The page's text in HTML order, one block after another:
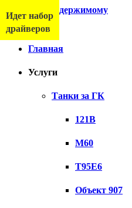
Перейти к содержимому
Меню
Главная
Услуги
Танки за ГК
121B
M60
T95E6
Объект 907
Идет набор
драйверов